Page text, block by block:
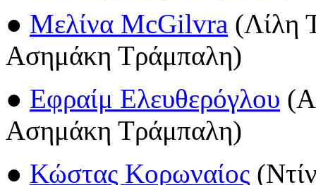
● Μελίνα McGilvra (Λίλη
Ασημάκη Τράμπαλη)
● Εφραίμ Ελευθερόγλου
Ασημάκη Τράμπαλη)
● Κώστας Κορωναίος